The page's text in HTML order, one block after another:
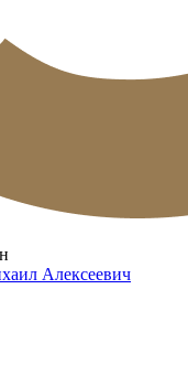
Алексеевич